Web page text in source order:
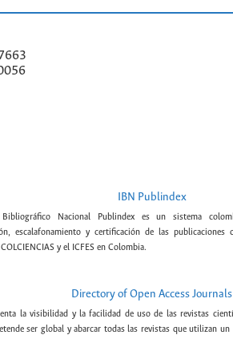
IBN Publindex
Nacional Publindex es un sistema
escalafonamiento y certificación de las publicaciones
y el ICFES en Colombia.
Directory of Open Access Journals
la visibilidad y la facilidad de uso de las revistas
ser global y abarcar todas las revistas que utilizan